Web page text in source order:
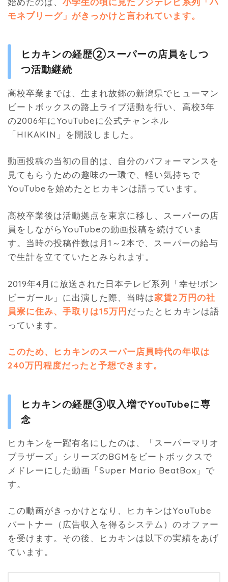
モネプリーグ」がきっかけと言われています。
ヒカキンの経歴②スーパーの店員をしつ
つ活動継続
高校卒業までは、生まれ故郷の新潟県でヒューマン
ビートボックスの路上ライブ活動を行い、高校3年
の2006年にYouTubeに公式チャンネル
「HIKAKIN」を開設しました。
動画投稿の当初の目的は、自分のパフォーマンスを
見てもらうための趣味の一環で、軽い気持ちで
YouTubeを始めたとヒカキンは語っています。
高校卒業後は活動拠点を東京に移し、スーパーの店
員をしながらYouTubeの動画投稿を続けていま
す。当時の投稿件数は月1～2本で、スーパーの給与
で生計を立てていたとみられます。
2019年4月に放送された日本テレビ系列「幸せ!ボン
ビーガール」に出演した際、当時は家賃2万円の社
員寮に住み、手取りは15万円だったとヒカキンは語
っています。
このため、ヒカキンのスーパー店員時代の年収は
240万円程度だったと予想できます。
ヒカキンの経歴③収入増でYouTubeに専
念
ヒカキンを一躍有名にしたのは、「スーパーマリオ
ブラザーズ」シリーズのBGMをビートボックスで
メドレーにした動画「Super Mario BeatBox」で
す。
この動画がきっかけとなり、ヒカキンはYouTube
パートナー（広告収入を得るシステム）のオファー
を受けます。その後、ヒカキンは以下の実績をあげ
ています。